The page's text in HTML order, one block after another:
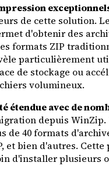
de cette solution.
d'obtenir des
formats ZIP
particulièrement
de stockage ou
volumineux.
étendue avec de
depuis WinZip.
de 40 formats
et bien d'autres.
d'installer plusieurs